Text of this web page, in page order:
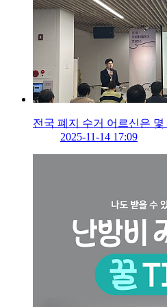
전국 폐지 수거 어르신은
2025-11-14 17:09